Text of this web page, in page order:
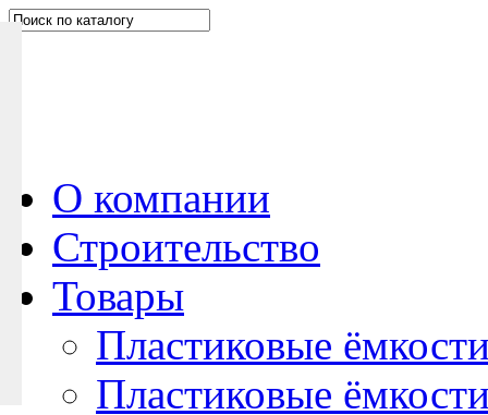
О компании
Строительство
Товары
Пластиковые
Пластиковые